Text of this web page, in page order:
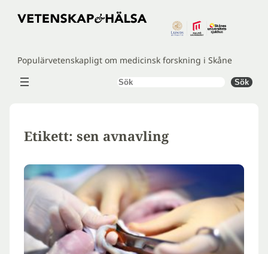
Hoppa
Populärvetenskapligt om medicinsk forskning i Skåne
Sök Sök
Etikett: sen avnavling